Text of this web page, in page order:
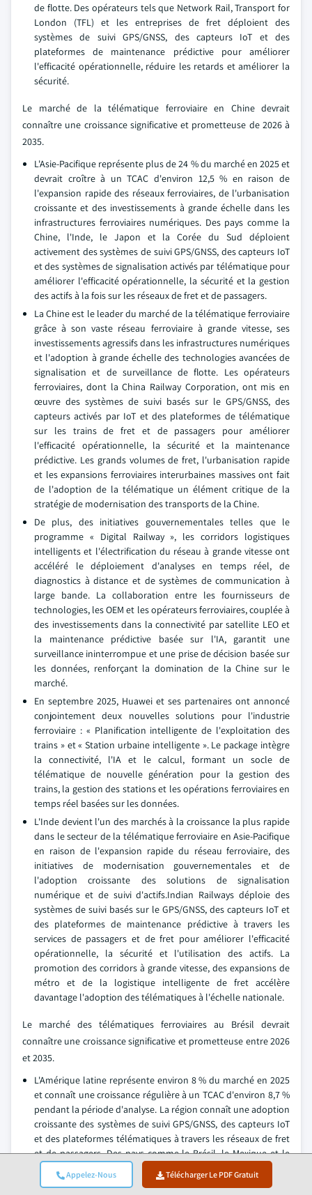
Appelez-Nous Télécharger Le PDF Gratuit
de flotte. Des opérateurs tels que Network Rail, Transport for
London (TFL) et les entreprises de fret déploient des
systèmes de suivi GPS/GNSS, des capteurs IoT et des
plateformes de maintenance prédictive pour améliorer
l'efficacité opérationnelle, réduire les retards et améliorer la
sécurité.
Le marché de la télématique ferroviaire en Chine devrait
connaître une croissance significative et prometteuse de 2026 à
2035.
L'Asie-Pacifique représente plus de 24 % du marché en 2025 et
devrait croître à un TCAC d'environ 12,5 % en raison de
l'expansion rapide des réseaux ferroviaires, de l'urbanisation
croissante et des investissements à grande échelle dans les
infrastructures ferroviaires numériques. Des pays comme la
Chine, l'Inde, le Japon et la Corée du Sud déploient
activement des systèmes de suivi GPS/GNSS, des capteurs IoT
et des systèmes de signalisation activés par télématique pour
améliorer l'efficacité opérationnelle, la sécurité et la gestion
des actifs à la fois sur les réseaux de fret et de passagers.
La Chine est le leader du marché de la télématique ferroviaire
grâce à son vaste réseau ferroviaire à grande vitesse, ses
investissements agressifs dans les infrastructures numériques
et l'adoption à grande échelle des technologies avancées de
signalisation et de surveillance de flotte. Les opérateurs
ferroviaires, dont la China Railway Corporation, ont mis en
œuvre des systèmes de suivi basés sur le GPS/GNSS, des
capteurs activés par IoT et des plateformes de télématique
sur les trains de fret et de passagers pour améliorer
l'efficacité opérationnelle, la sécurité et la maintenance
prédictive. Les grands volumes de fret, l'urbanisation rapide
et les expansions ferroviaires interurbaines massives ont fait
de l'adoption de la télématique un élément critique de la
stratégie de modernisation des transports de la Chine.
De plus, des initiatives gouvernementales telles que le
programme « Digital Railway », les corridors logistiques
intelligents et l'électrification du réseau à grande vitesse ont
accéléré le déploiement d'analyses en temps réel, de
diagnostics à distance et de systèmes de communication à
large bande. La collaboration entre les fournisseurs de
technologies, les OEM et les opérateurs ferroviaires, couplée à
des investissements dans la connectivité par satellite LEO et
la maintenance prédictive basée sur l'IA, garantit une
surveillance ininterrompue et une prise de décision basée sur
les données, renforçant la domination de la Chine sur le
marché.
En septembre 2025, Huawei et ses partenaires ont annoncé
conjointement deux nouvelles solutions pour l'industrie
ferroviaire : « Planification intelligente de l'exploitation des
trains » et « Station urbaine intelligente ». Le package intègre
la connectivité, l'IA et le calcul, formant un socle de
télématique de nouvelle génération pour la gestion des
trains, la gestion des stations et les opérations ferroviaires en
temps réel basées sur les données.
L'Inde devient l'un des marchés à la croissance la plus rapide
dans le secteur de la télématique ferroviaire en Asie-Pacifique
en raison de l'expansion rapide du réseau ferroviaire, des
initiatives de modernisation gouvernementales et de
l'adoption croissante des solutions de signalisation
numérique et de suivi d'actifs.Indian Railways déploie des
systèmes de suivi basés sur le GPS/GNSS, des capteurs IoT et
des plateformes de maintenance prédictive à travers les
services de passagers et de fret pour améliorer l'efficacité
opérationnelle, la sécurité et l'utilisation des actifs. La
promotion des corridors à grande vitesse, des expansions de
métro et de la logistique intelligente de fret accélère
davantage l'adoption des télématiques à l'échelle nationale.
Le marché des télématiques ferroviaires au Brésil devrait
connaître une croissance significative et prometteuse entre 2026
et 2035.
L'Amérique latine représente environ 8 % du marché en 2025
et connaît une croissance régulière à un TCAC d'environ 8,7 %
pendant la période d'analyse. La région connaît une adoption
croissante des systèmes de suivi GPS/GNSS, des capteurs IoT
et des plateformes télématiques à travers les réseaux de fret
et de passagers. Des pays comme le Brésil, le Mexique et le
Chili investissent dans la modernisation des infrastructures
ferroviaires, la mise à niveau des systèmes de signalisation et